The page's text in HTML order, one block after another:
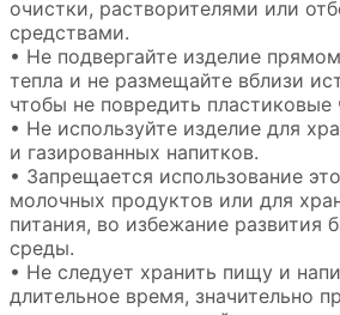
очистки, растворителями или
средствами.
• Не подвергайте изделие
тепла и не размещайте вблизи
чтобы не повредить пластиковые
• Не используйте изделие для
и газированных напитков.
• Запрещается использование
молочных продуктов или для
питания, во избежание развития
среды.
• Не следует хранить пищу и
длительное время, значительно